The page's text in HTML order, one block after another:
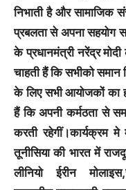
निभाती है और सामाजिक
प्रबलता से अपना सहयोग
के प्रधानमंत्री नरेंद्र
चाहती हैं कि सभीको समान
के लिए सभी आयोजकों का
हैं कि अपनी कर्मठता से
करती रहेगीं।कार्यक्रम
तूनीसिया की भारत में
लीनियो ईरीन